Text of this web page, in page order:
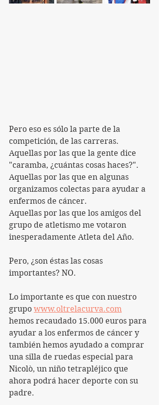
Pero eso es sólo la parte de la
competición, de las carreras.
Aquellas por las que la gente dice
"caramba, ¿cuántas cosas haces?".
Aquellas por las que en algunas
organizamos colectas para ayudar a
enfermos de cáncer.
Aquellas por las que los amigos del
grupo de atletismo me votaron
inesperadamente Atleta del Año.
Pero, ¿son éstas las cosas
importantes? NO.
Lo importante es que con nuestro
grupo www.oltrelacurva.com
hemos recaudado 15.000 euros para
ayudar a los enfermos de cáncer y
también hemos ayudado a comprar
una silla de ruedas especial para
Nicolò, un niño tetrapléjico que
ahora podrá hacer deporte con su
padre.